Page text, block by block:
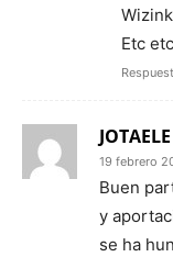
Etc
JOTAELE
19 febrero
Buen
y
se ha